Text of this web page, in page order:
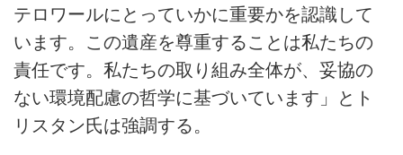
テロワールにとっていかに重要かを認識して
います。この遺産を尊重することは私たちの
責任です。私たちの取り組み全体が、妥協の
ない環境配慮の哲学に基づいています」とト
リスタン氏は強調する。